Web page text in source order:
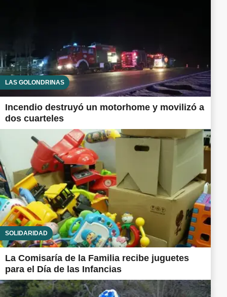
LAS GOLONDRINAS
Incendio destruyó un motorhome y movilizó a
dos cuarteles
SOLIDARIDAD
La Comisaría de la Familia recibe juguetes
para el Día de las Infancias